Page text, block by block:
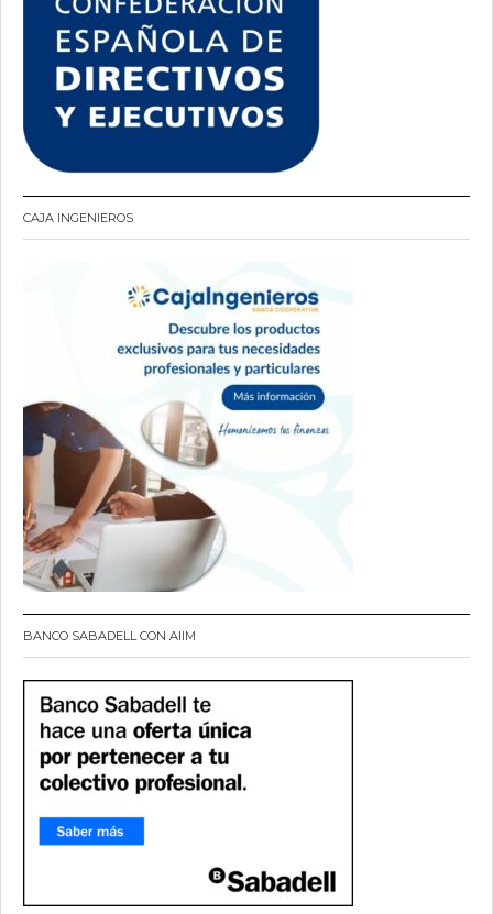
CAJA INGENIEROS
BANCO SABADELL CON AIIM